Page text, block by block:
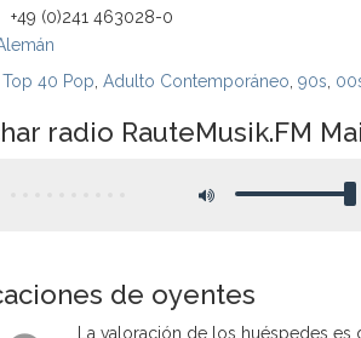
+49 (0)241 463028-0
Top 40 Pop Adulto Contemporáneo 90s
radio RauteMusik.FM
de oyentes
La valoración de los huéspedes es